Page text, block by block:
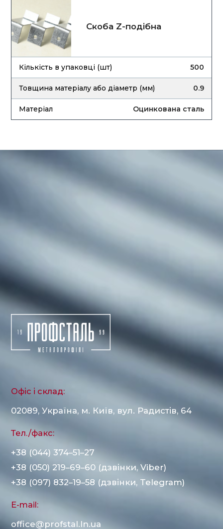
Скоба Z-подібна
500
0.9
Оцинкована сталь
Офіс і склад:
02089, Україна, м. Київ, вул. Радистів, 64
Тел./факс:
+38 (044) 374–51–27
+38 (050) 219–69–60 (дзвінки, Viber)
+38 (097) 832–19–58 (дзвінки, Telegram)
E-mail:
office@profstal.ln.ua